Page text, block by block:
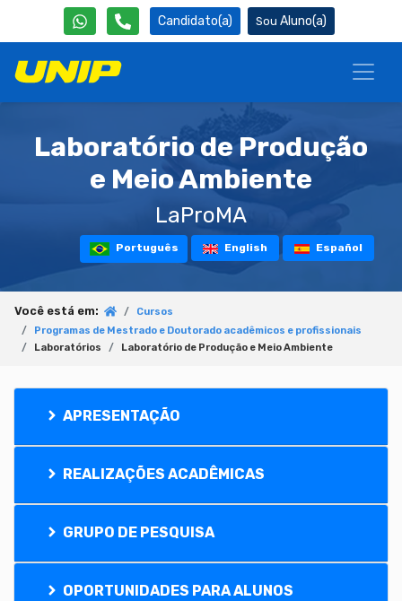
Candidato(a) Aluno(a)
Laboratório de Produção
e Meio Ambiente
LaProMA
Português English Español
Você está em:
Cursos
Programas de Mestrado e Doutorado acadêmicos e profissionais
Laboratórios
Laboratório de Produção e Meio Ambiente
APRESENTAÇÃO
REALIZAÇÕES ACADÊMICAS
GRUPO DE PESQUISA
OPORTUNIDADES PARA ALUNOS